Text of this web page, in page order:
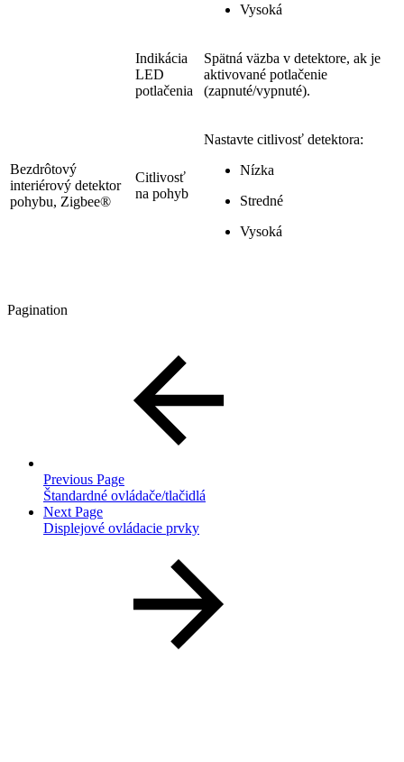
Vysoká
Indikácia
LED
potlačenia
Spätná väzba v detektore, ak je
aktivované potlačenie
(zapnuté/vypnuté).
Bezdrôtový
interiérový detektor
pohybu, Zigbee®
Citlivosť
na pohyb
Nastavte citlivosť detektora:
Nízka
Stredné
Vysoká
Pagination
Previous Page
Štandardné ovládače/tlačidlá
Next Page
Displejové ovládacie prvky